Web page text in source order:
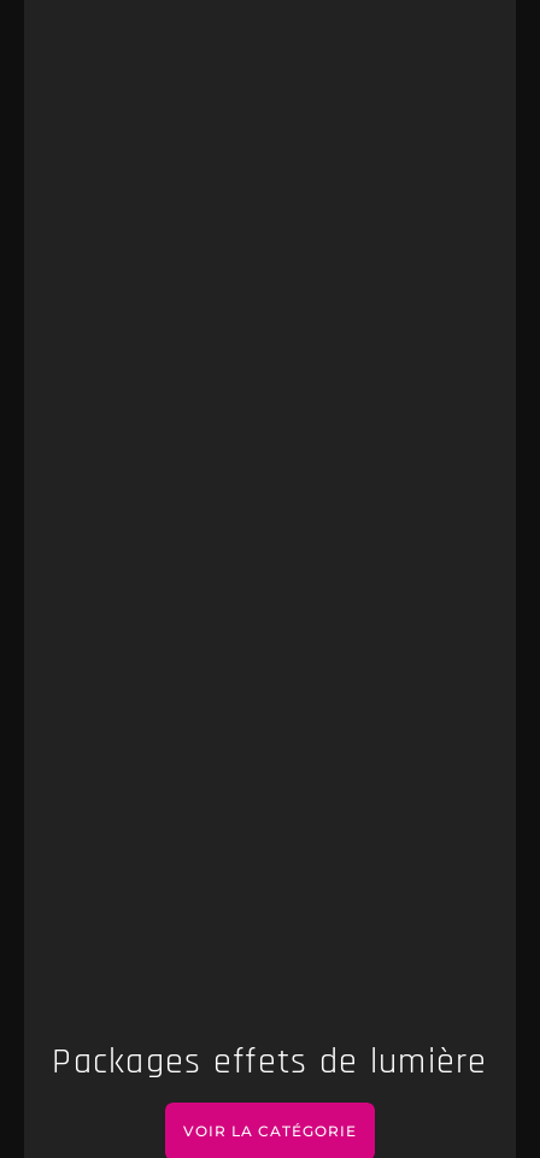
Packages effets de lumière
VOIR LA CATÉGORIE